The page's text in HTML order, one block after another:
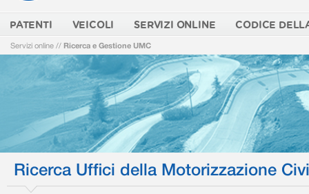
PATENTI VEICOLI SERVIZI ONLINE CODICE
Servizi online // Ricerca e Gestione UMC
Ricerca Uffici della Motorizzazione